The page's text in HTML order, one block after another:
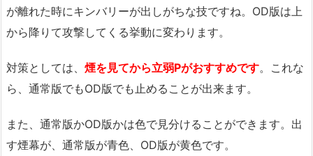
が離れた時にキンバリーが出しがちな技ですね。OD版は上
から降りて攻撃してくる挙動に変わります。
対策としては、 煙を見てから立弱Pがおすすめです。これな
ら、通常版でもOD版でも止めることが出来ます。
また、通常版かOD版かは色で見分けることができます。出
す煙幕が、通常版が青色、OD版が黄色です。